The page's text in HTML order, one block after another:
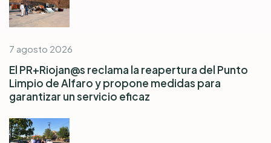
7 agosto 2026
El PR+Riojan@s reclama la reapertura del Punto
Limpio de Alfaro y propone medidas para
garantizar un servicio eficaz